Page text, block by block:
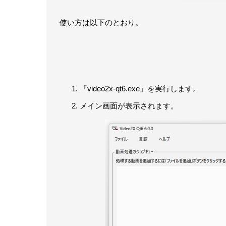
使い方は以下のとおり。
「video2x-qt6.exe」を実行します。
メイン画面が表示されます。